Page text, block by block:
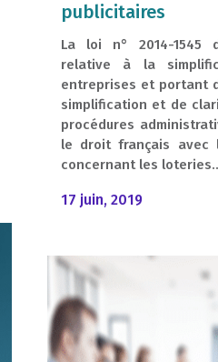
publicitaires
La loi n° 2014-1545
relative à la
entreprises et portant
simplification et de
procédures
le droit français avec
concernant les
17 juin, 2019